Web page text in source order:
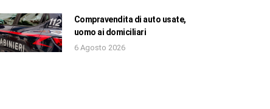
Compravendita di auto usate,
uomo ai domiciliari
6 Agosto 2026